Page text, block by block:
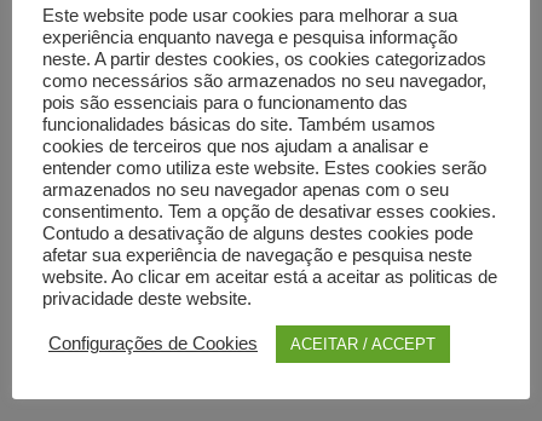
Cursos de Formação
Imóveis
Viaturas
Emprego
Ferramentas e Equipamentos
Diversos
Leilões e outras vendas
Este website pode usar cookies para melhorar a sua
experiência enquanto navega e pesquisa informação
neste. A partir destes cookies, os cookies categorizados
como necessários são armazenados no seu navegador,
pois são essenciais para o funcionamento das
funcionalidades básicas do site. Também usamos
cookies de terceiros que nos ajudam a analisar e
entender como utiliza este website. Estes cookies serão
armazenados no seu navegador apenas com o seu
consentimento. Tem a opção de desativar esses cookies.
Contudo a desativação de alguns destes cookies pode
afetar sua experiência de navegação e pesquisa neste
website. Ao clicar em aceitar está a aceitar as politicas de
privacidade deste website.
Configurações de Cookies ACEITAR / ACCEPT